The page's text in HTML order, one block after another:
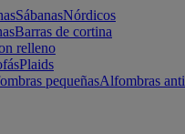
SábanasNórdicos
Barras de cortina
relleno
Plaids
pequeñasAlfombras